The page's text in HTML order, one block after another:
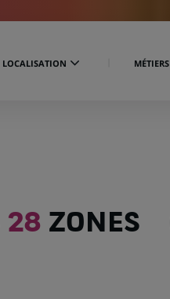
LOCALISATION MÉTIERS
28ZONES